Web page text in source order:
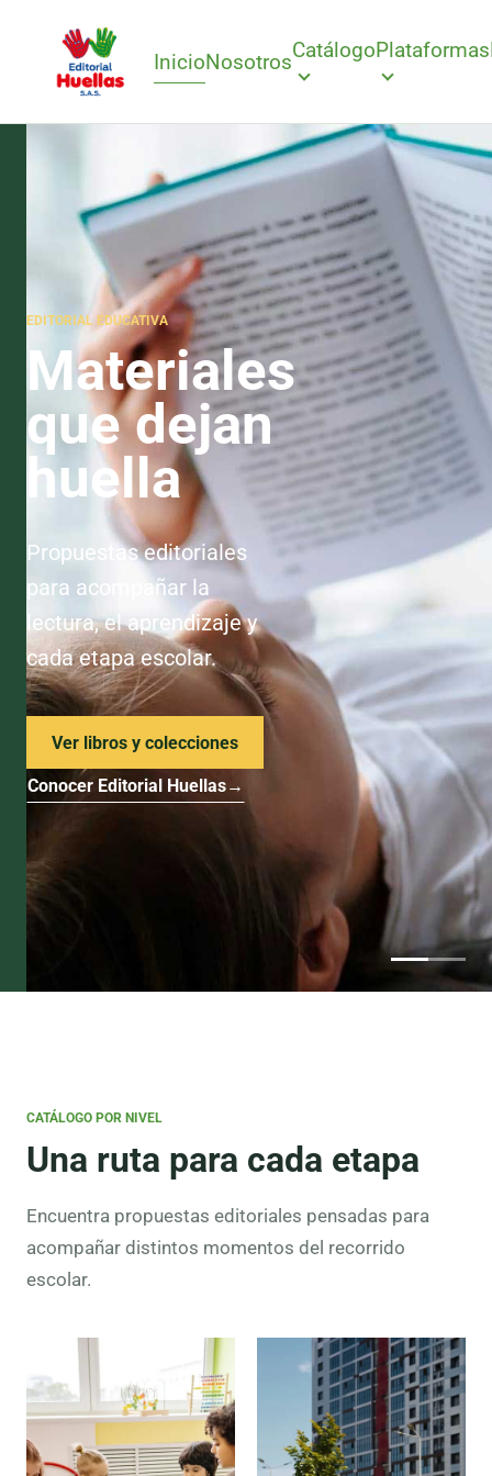
InicioNosotrosCatálogoPlataformas
EDITORIAL EDUCATIVA
Materiales
que dejan
huella
Propuestas editoriales
para acompañar la
lectura, el aprendizaje y
cada etapa escolar.
Ver libros y colecciones
Conocer Editorial Huellas→
CATÁLOGO POR NIVEL
Una ruta para cada etapa
Encuentra propuestas editoriales pensadas para
acompañar distintos momentos del recorrido
escolar.
Preescolar
Lectura
inicial,